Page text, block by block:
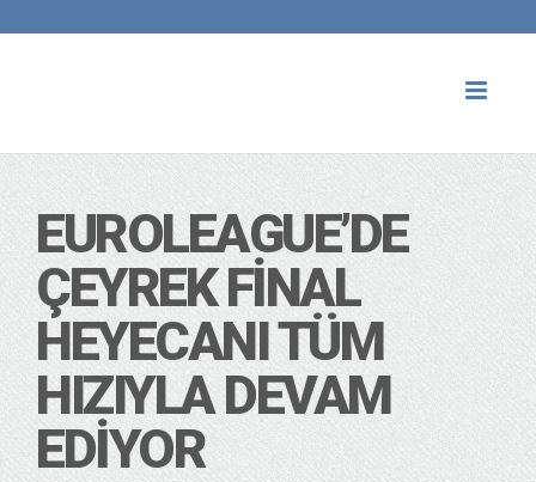
EUROLEAGUE’DE
ÇEYREK FINAL
HEYECANI TÜM
HIZIYLA DEVAM
EDIYOR